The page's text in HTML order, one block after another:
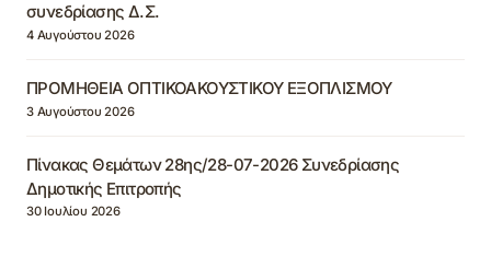
συνεδρίασης Δ.Σ.
4 Αυγούστου 2026
ΠΡΟΜΗΘΕΙΑ ΟΠΤΙΚΟΑΚΟΥΣΤΙΚΟΥ ΕΞΟΠΛΙΣΜΟΥ
3 Αυγούστου 2026
Πίνακας Θεμάτων 28ης/28-07-2026 Συνεδρίασης
Δημοτικής Επιτροπής
30 Ιουλίου 2026